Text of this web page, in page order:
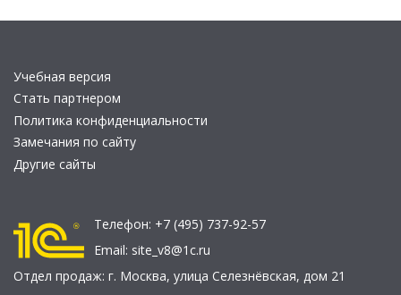
Учебная версия
Стать партнером
Политика конфиденциальности
Замечания по сайту
Другие сайты
Телефон: +7 (495) 737-92-57
Email: site_v8@1c.ru
Отдел продаж: г. Москва, улица Селезнёвская, дом 21